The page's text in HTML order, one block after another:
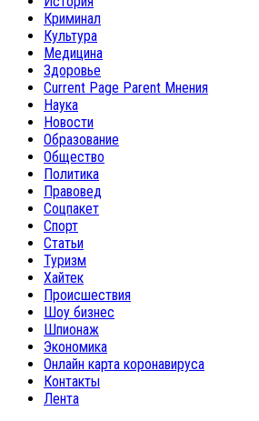
Криминал
Культура
Медицина
Здоровье
Current Page Parent Мнения
Наука
Новости
Образование
Общество
Политика
Правовед
Соцпакет
Спорт
Статьи
Туризм
Хайтек
Происшествия
Шоу бизнес
Шпионаж
Экономика
Онлайн карта коронавируса
Контакты
Лента